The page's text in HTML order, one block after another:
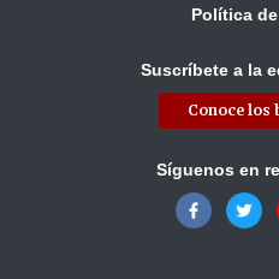
Política
Suscríbete a la
Conoce los
Síguenos en